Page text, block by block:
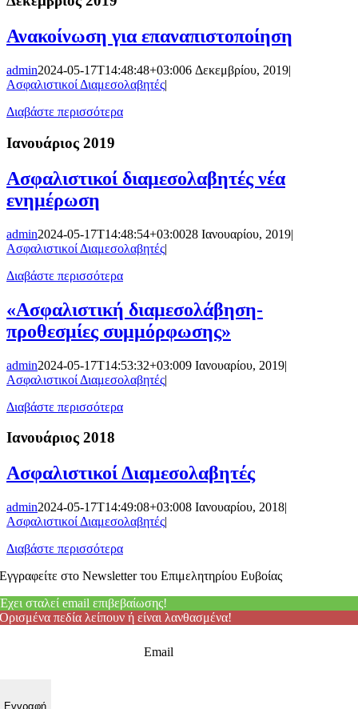
Ανακοίνωση για επαναπιστοποίηση
admin2024-05-17T14:48:48+03:006 Δεκεμβρίου, 2019|
Ασφαλιστικοί Διαμεσολαβητές|
Διαβάστε περισσότερα
Ιανουάριος 2019
Ασφαλιστικοί διαμεσολαβητές νέα
ενημέρωση
admin2024-05-17T14:48:54+03:0028 Ιανουαρίου, 2019|
Ασφαλιστικοί Διαμεσολαβητές|
Διαβάστε περισσότερα
«Ασφαλιστική διαμεσολάβηση-
προθεσμίες συμμόρφωσης»
admin2024-05-17T14:53:32+03:009 Ιανουαρίου, 2019|
Ασφαλιστικοί Διαμεσολαβητές|
Διαβάστε περισσότερα
Ιανουάριος 2018
Ασφαλιστικοί Διαμεσολαβητές
admin2024-05-17T14:49:08+03:008 Ιανουαρίου, 2018|
Ασφαλιστικοί Διαμεσολαβητές|
Διαβάστε περισσότερα
Εγγραφείτε στο Newsletter του Επιμελητηρίου Ευβοίας
Έχει σταλεί email επιβεβαίωσης!
Ορισμένα πεδία λείπουν ή είναι λανθασμένα!
Email